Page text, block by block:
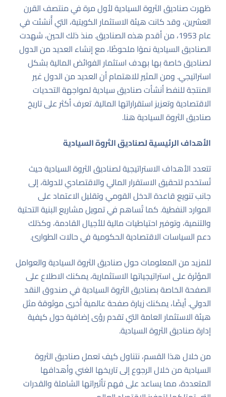
ظهرت صناديق الثروة السيادية لأول مرة في منتصف القرن
العشرين، وقد كانت هيئة الاستثمار الكويتية، التي أُنشئت في
عام 1953، من أقدم هذه الصناديق. منذ ذلك الحين، شهدت
الصناديق السيادية نموًا ملحوظًا، مع إنشاء العديد من الدول
لصناديق خاصة بها بهدف استثمار الفوائض المالية بشكل
استراتيجي. ومن المثير للاهتمام أن العديد من الدول غير
المنتجة للنفط أنشأت صناديق سيادية لمواجهة التحديات
الاقتصادية وتعزيز استقراراتها المالية.تعرف أكثر على تاريخ
صناديق الثروة السيادية هنا.
الأهداف الرئيسية لصناديق الثروة السيادية
تتعدد الأهداف الاستراتيجية لصناديق الثروة السيادية حيث
تُستخدم لتحقيق الاستقرار المالي والاقتصادي للدولة، إلى
جانب تنويع قاعدة الدخل القومي وتقليل الاعتماد على
الموارد النفطية. كما تُساهم في تمويل مشاريع البنية التحتية
والتنمية، وتوفير احتياطيات مالية للأجيال القادمة، وكذلك
دعم السياسات الاقتصادية الحكومية في حالات الطوارئ.
للمزيد من المعلومات حول صناديق الثروة السيادية والعوامل
المؤثرة على استراتيجياتها الاستثمارية، يمكنك الاطلاع على
الصفحة الخاصة بصناديق الثروة السيادية في صندوق النقد
الدولي. أيضًا، يمكنك زيارةصفحة عالمية أخرى موثوقة مثل
هيئة الاستثمار العامةالتي تقدم رؤى إضافية حول كيفية
إدارة صناديق الثروة السيادية.
من خلال هذا القسم، نتناول كيف تعمل صناديق الثروة
السيادية من خلال الرجوع إلى تاريخها الغني وأهدافها
المتعددة، مما يساعد على فهم تأثيراتها الشاملة والقدرات